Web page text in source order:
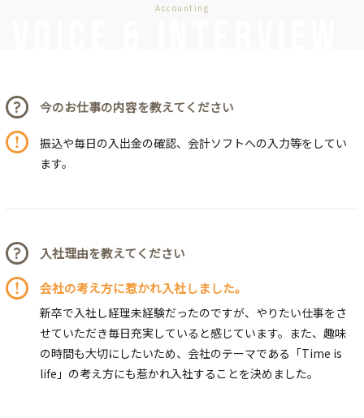
応募する
Accounting
今のお仕事の内容を教えてください
振込や毎日の入出金の確認、会計ソフトへの入力等をしてい
ます。
入社理由を教えてください
会社の考え方に惹かれ入社しました。
新卒で入社し経理未経験だったのですが、やりたい仕事をさ
せていただき毎日充実していると感じています。また、趣味
の時間も大切にしたいため、会社のテーマである「Time is
life」の考え方にも惹かれ入社することを決めました。